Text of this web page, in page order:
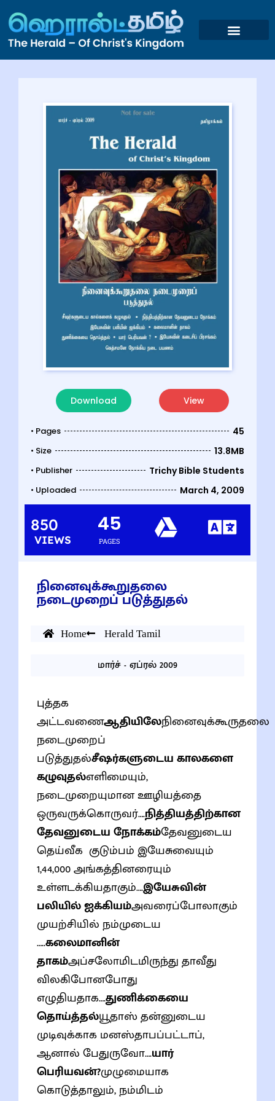
Download View
• Pages 45
• Size 13.8MB
• Publisher Trichy Bible Students
• Uploaded March 4, 2009
850
VIEWS PAGES
45
நினைவுக்கூறுதலை
நடைமுறைப் படுத்துதல்
Home Herald Tamil
மார்ச் - ஏப்ரல் 2009
புத்தக
அட்டவணைஆதியிலேநினைவுக்கூருதலை
நடைமுறைப்
படுத்துதல்சீஷர்களுடைய காலகளை
கழுவுதல்எளிமையும்,
நடைமுறையுமான ஊழியத்தை
ஒருவருக்கொருவர்….நித்தியத்திற்கான
தேவனுடைய நோக்கம்தேவனுடைய
தெய்வீக குடும்பம் இயேசுவையும்
1,44,000 அங்கத்தினரையும்
உள்ளடக்கியதாகும்….இயேசுவின்
பலியில் ஐக்கியம்அவரைப்போலாகும்
முயற்சியில் நம்முடைய
…..கலைமானின்
தாகம்அப்சலோமிடமிருந்து தாவீது
விலகிபோனபோது
எழுதியதாக….துணிக்கையை
தொய்த்தல்யூதாஸ் தன்னுடைய
முடிவுக்காக மனஸ்தாபப்பட்டாப்,
ஆனால் பேதுருவோ….யார்
பெரியவன்?முழுமையாக
கொடுத்தாலும், நம்மிடம்